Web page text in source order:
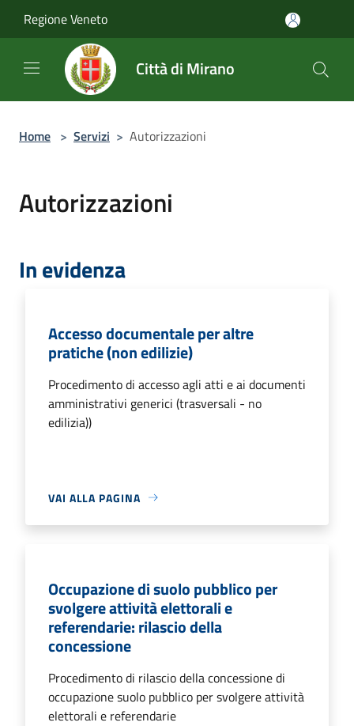
Regione Veneto
Città di Mirano
Home > Servizi > Autorizzazioni
Autorizzazioni
In evidenza
Accesso documentale per altre
pratiche (non edilizie)
Procedimento di accesso agli atti e ai documenti
amministrativi generici (trasversali - no
edilizia))
VAI ALLA PAGINA
Occupazione di suolo pubblico per
svolgere attività elettorali e
referendarie: rilascio della
concessione
Procedimento di rilascio della concessione di
occupazione suolo pubblico per svolgere attività
elettorali e referendarie